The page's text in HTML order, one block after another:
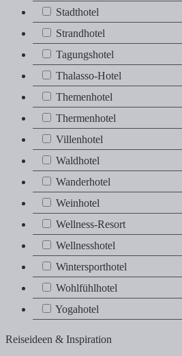
StadthotelStadthotel
StrandhotelStrandhotel
Tagungshotel
Tagungshotel
Thalasso-Hotel
Thalasso-Hotel
Themenhotel
Themenhotel
Thermenhotel
Thermenhotel
VillenhotelVillenhotel
WaldhotelWaldhotel
Wanderhotel
Wanderhotel
WeinhotelWeinhotel
Wellness-Resort
Wellness-Resort
Wellnesshotel
Wellnesshotel
Wintersporthotel
Wintersporthotel
Wohlfühlhotel
Wohlfühlhotel
YogahotelYogahotel
Reiseideen & Inspiration